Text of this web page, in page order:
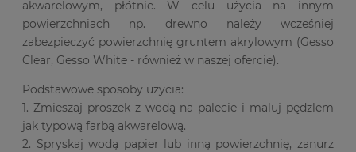
akwarelowym, płótnie. W celu użycia na innym
powierzchniach np. drewno należy wcześniej
zabezpieczyć powierzchnię gruntem akrylowym (Gesso
Clear, Gesso White - również w naszej ofercie).
Podstawowe sposoby użycia:
1. Zmieszaj proszek z wodą na palecie i maluj pędzlem
jak typową farbą akwarelową.
2. Spryskaj wodą papier lub inną powierzchnię, zanurz